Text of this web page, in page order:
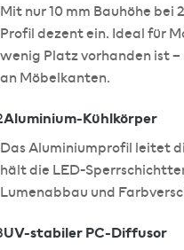
Mit nur 10 mm Bauhöhe bei
Profil dezent ein. Ideal für
wenig Platz vorhanden ist –
an Möbelkanten.
Aluminium-Kühlkörper
Das Aluminiumprofil leitet
hält die LED-
Lumenabbau und
UV-stabiler PC-Diffusor